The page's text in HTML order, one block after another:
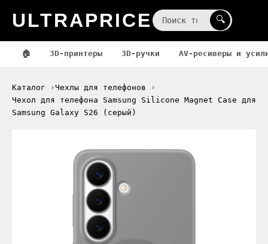
ULTRAPRICE 🔍
🏠 3D-принтеры 3D-ручки AV-ресиверы и
Каталог
Чехлы для телефонов
Чехол для телефона Samsung Silicone Magnet Case для
Samsung Galaxy S26 (серый)